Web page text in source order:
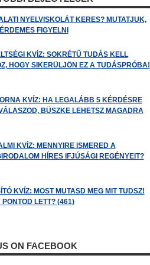
NYELVISKOLÁT KERES? MUTATJUK,
FIGYELNI
KVÍZ: SOKRÉTŰ TUDÁS KELL
HOGY SIKERÜLJÖN EZ A TUDÁSPRÓBA!
KVÍZ: HA LEGALÁBB 5 KÉRDÉSRE
BÜSZKE LEHETSZ MAGADRA
KVÍZ: MENNYIRE ISMERED A
HÍRES IFJÚSÁGI REGÉNYEIT?
KVÍZ: MOST MUTASD MEG MIT TUDSZ!
LETT? (461)
ON FACEBOOK